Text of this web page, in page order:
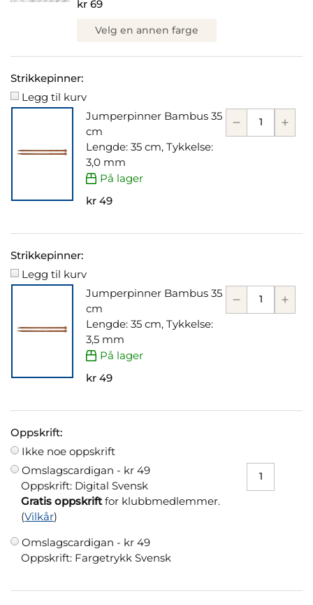
kr 69
Velg en annen farge
Strikkepinner:
Legg til kurv
Jumperpinner Bambus 35
cm
Lengde: 35 cm, Tykkelse:
3,0 mm
På lager
kr 49
Strikkepinner:
Legg til kurv
Jumperpinner Bambus 35
cm
Lengde: 35 cm, Tykkelse:
3,5 mm
På lager
kr 49
Oppskrift:
Ikke noe oppskrift
Omslagscardigan - kr 49
Oppskrift: Digital Svensk
Gratis oppskriftfor klubbmedlemmer.
(Vilkår)
Omslagscardigan - kr 49
Oppskrift: Fargetrykk Svensk